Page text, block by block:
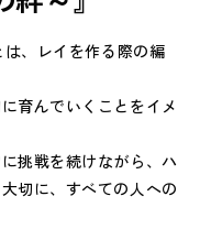
、レイを作る際の編
育んでいくことをイメ
挑戦を続けながら、ハ
切に、すべての人への